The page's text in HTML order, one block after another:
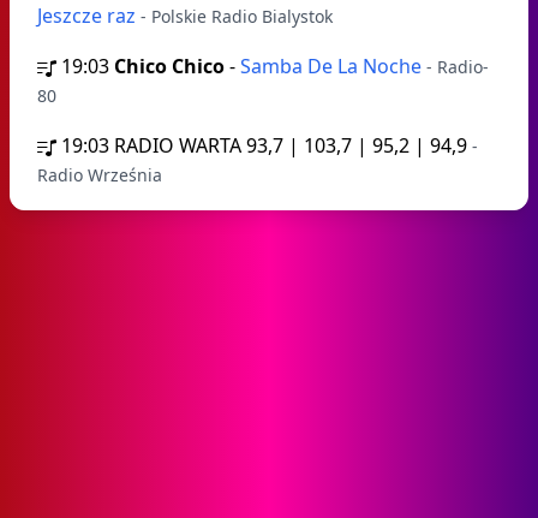
Jeszcze raz - Polskie Radio Bialystok
19:03 Chico Chico-Samba De La Noche - Radio-
80
19:03 RADIO WARTA 93,7 | 103,7 | 95,2 | 94,9 -
Radio Września